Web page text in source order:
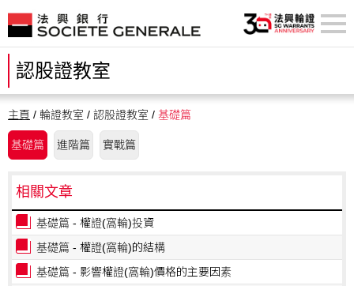
認股證教室
基礎篇 進階篇 實戰篇
主頁 / 輪證教室 / 認股證教室 / 基礎篇
相關文章
基礎篇 - 權證(窩輪)投資
基礎篇 - 權證(窩輪)的結構
基礎篇 - 影響權證(窩輪)價格的主要因素